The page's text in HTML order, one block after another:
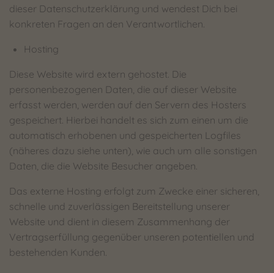
dieser Datenschutzerklärung und wendest Dich bei
konkreten Fragen an den Verantwortlichen.
Hosting
Diese Website wird extern gehostet. Die
personenbezogenen Daten, die auf dieser Website
erfasst werden, werden auf den Servern des Hosters
gespeichert. Hierbei handelt es sich zum einen um die
automatisch erhobenen und gespeicherten Logfiles
(näheres dazu siehe unten), wie auch um alle sonstigen
Daten, die die Website Besucher angeben.
Das externe Hosting erfolgt zum Zwecke einer sicheren,
schnelle und zuverlässigen Bereitstellung unserer
Website und dient in diesem Zusammenhang der
Vertragserfüllung gegenüber unseren potentiellen und
bestehenden Kunden.